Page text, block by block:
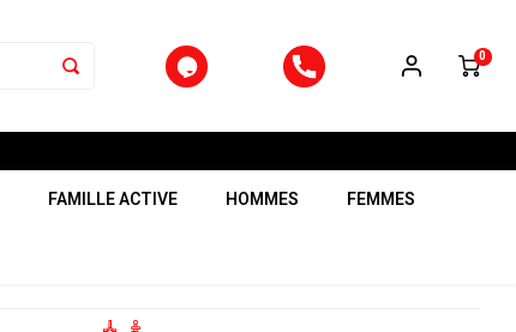
0
FAMILLE ACTIVE HOMMES FEMMES